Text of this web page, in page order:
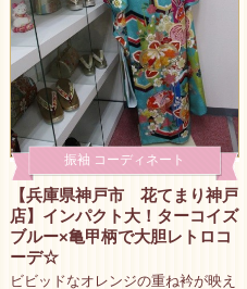
振袖 コーディネート
【兵庫県神戸市 花てまり神戸
店】インパクト大！ターコイズ
ブルー×亀甲柄で大胆レトロコ
ーデ☆
ビビッドなオレンジの重ね衿が映え